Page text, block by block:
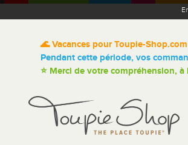
🌊 Vacances pour Toupie-
Pendant cette période, vos
⭐ Merci de votre compréhension,